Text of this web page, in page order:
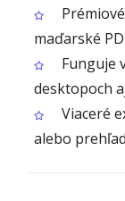
maďarské
Funguje
desktopoch
Viaceré
alebo